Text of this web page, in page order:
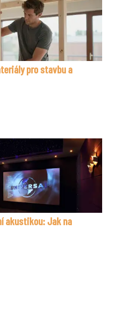
pro stavbu a
akustikou: Jak na